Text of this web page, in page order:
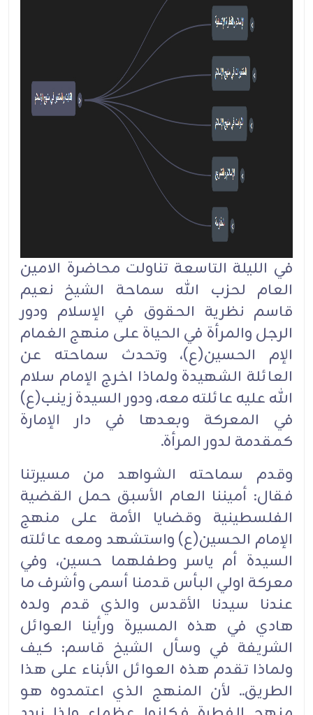
في الليلة التاسعة تناولت محاضرة الامين
العام لحزب الله سماحة الشيخ نعيم
قاسم نظرية الحقوق في الإسلام ودور
الرجل والمرأة في الحياة على منهج الغمام
الإم الحسين(ع)، وتحدث سماحته عن
العائلة الشهيدة ولماذا اخرج الإمام سلام
الله عليه عائلته معه، ودور السيدة زينب(ع)
في المعركة وبعدها في دار الإمارة
كمقدمة لدور المرأة.
وقدم سماحته الشواهد من مسيرتنا
فقال: أميننا العام الأسبق حمل القضية
الفلسطينية وقضايا الأمة على منهج
الإمام الحسين(ع) واستشهد ومعه عائلته
السيدة أم ياسر وطفلهما حسين، وفي
معركة اولي البأس قدمنا أسمى وأشرف ما
عندنا سيدنا الأقدس والذي قدم ولده
هادي في هذه المسيرة ورأينا العوائل
الشريفة في وسأل الشيخ قاسم: كيف
ولماذا تقدم هذه العوائل الأبناء على هذا
الطريق.. لأن المنهج الذي اعتمدوه هو